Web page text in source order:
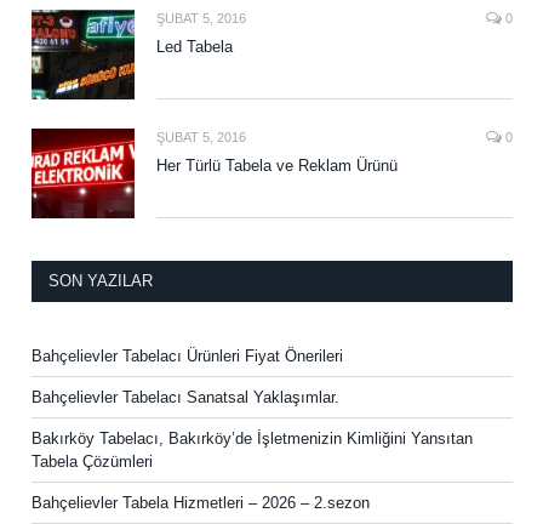
ŞUBAT 5, 2016 0
Led Tabela
ŞUBAT 5, 2016 0
Her Türlü Tabela ve Reklam Ürünü
SON YAZILAR
Bahçelievler Tabelacı Ürünleri Fiyat Önerileri
Bahçelievler Tabelacı Sanatsal Yaklaşımlar.
Bakırköy Tabelacı, Bakırköy’de İşletmenizin Kimliğini Yansıtan
Tabela Çözümleri
Bahçelievler Tabela Hizmetleri – 2026 – 2.sezon